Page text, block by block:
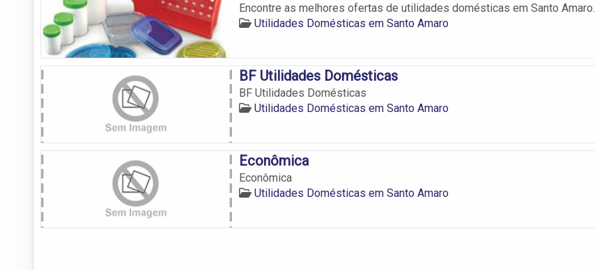
Encontre as melhores ofertas de utilidades domésticas em Santo Amaro.
Utilidades Domésticas em Santo Amaro
BF Utilidades Domésticas
BF Utilidades Domésticas
Utilidades Domésticas em Santo Amaro
Econômica
Econômica
Utilidades Domésticas em Santo Amaro